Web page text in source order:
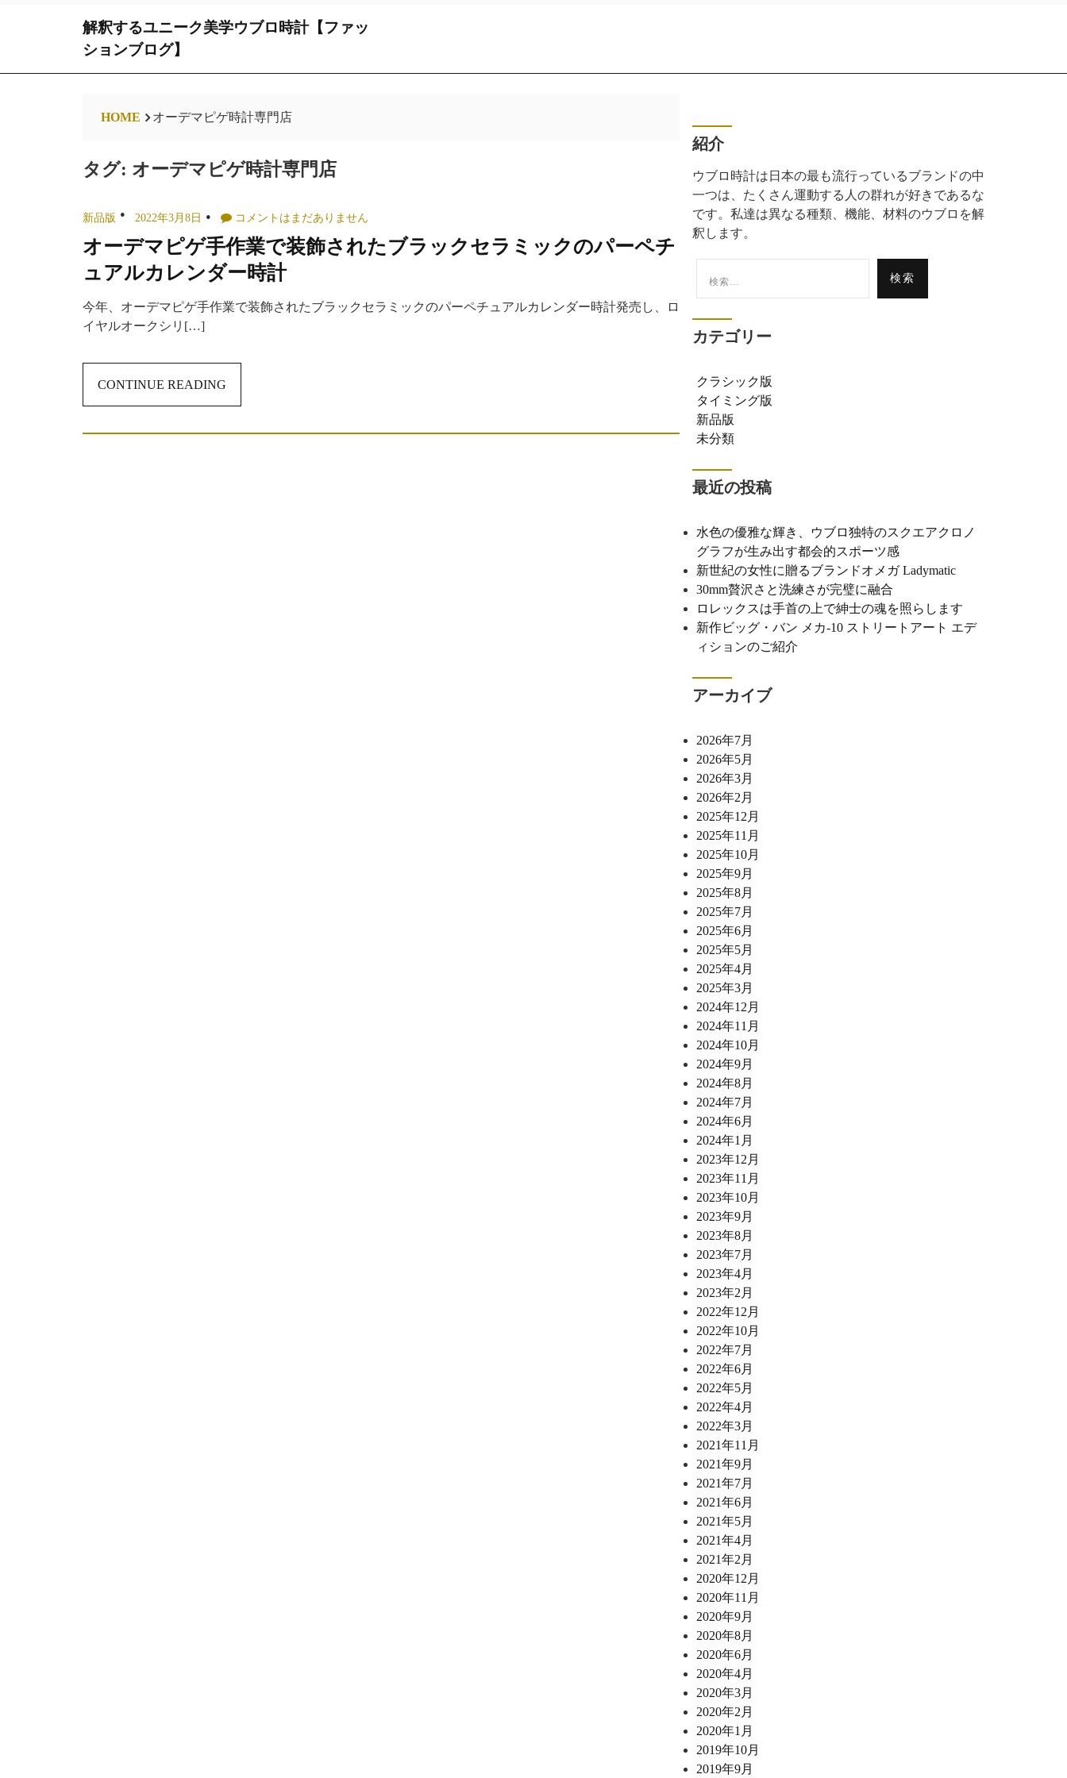
解釈するユニーク美学ウブロ時計【ファッ
ションブログ】
HOME オーデマピゲ時計専門店
タグ: オーデマピゲ時計専門店
新品版 2022年3月8日 コメントはまだありません
オーデマピゲ手作業で装飾されたブラックセラミックのパーペチ
ュアルカレンダー時計
今年、オーデマピゲ手作業で装飾されたブラックセラミックのパーペチュアルカレンダー時計発売し、ロ
イヤルオークシリ[…]
CONTINUE READING
紹介
ウブロ時計は日本の最も流行っているブランドの中
一つは、たくさん運動する人の群れが好きであるな
です。私達は異なる種類、機能、材料のウブロを解
釈します。
索:
カテゴリー
クラシック版
タイミング版
新品版
未分類
最近の投稿
水色の優雅な輝き、ウブロ独特のスクエアクロノ
グラフが生み出す都会的スポーツ感
新世紀の女性に贈るブランドオメガ Ladymatic
30mm贅沢さと洗練さが完璧に融合
ロレックスは手首の上で紳士の魂を照らします
新作ビッグ・バン メカ-10 ストリートアート エデ
ィションのご紹介
アーカイブ
2026年7月
2026年5月
2026年3月
2026年2月
2025年12月
2025年11月
2025年10月
2025年9月
2025年8月
2025年7月
2025年6月
2025年5月
2025年4月
2025年3月
2024年12月
2024年11月
2024年10月
2024年9月
2024年8月
2024年7月
2024年6月
2024年1月
2023年12月
2023年11月
2023年10月
2023年9月
2023年8月
2023年7月
2023年4月
2023年2月
2022年12月
2022年10月
2022年7月
2022年6月
2022年5月
2022年4月
2022年3月
2021年11月
2021年9月
2021年7月
2021年6月
2021年5月
2021年4月
2021年2月
2020年12月
2020年11月
2020年9月
2020年8月
2020年6月
2020年4月
2020年3月
2020年2月
2020年1月
2019年10月
2019年9月